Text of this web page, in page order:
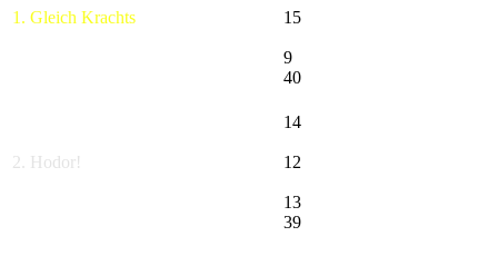
1. Gleich Krachts 15
9
40
2. Hodor!
14
12
13
39